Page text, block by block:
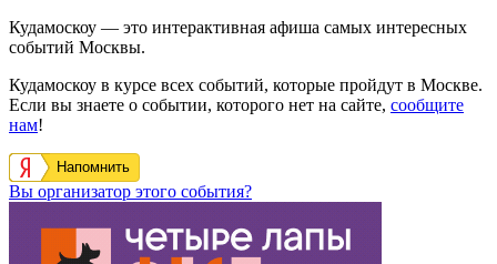
Кудамоскоу — это интерактивная афиша самых интересных
событий Москвы.
Кудамоскоу в курсе всех событий, которые пройдут в Москве.
Если вы знаете о событии, которого нет на сайте, сообщите
нам!
Напомнить
Вы организатор этого события?